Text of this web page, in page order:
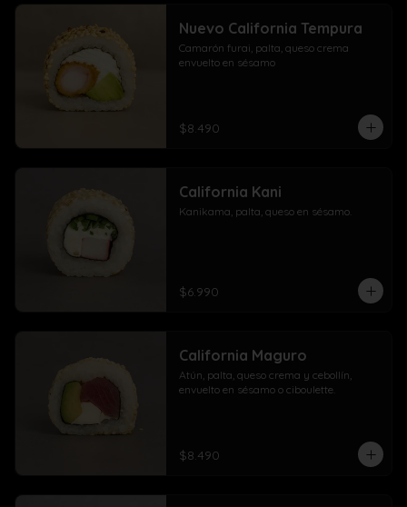
Nuevo California Tempura
Camarón furai, palta, queso crema
envuelto en sésamo
$8.490
California Kani
Kanikama, palta, queso en sésamo.
$6.990
California Maguro
Atún, palta, queso crema y cebollín,
envuelto en sésamo o ciboulette.
$8.490